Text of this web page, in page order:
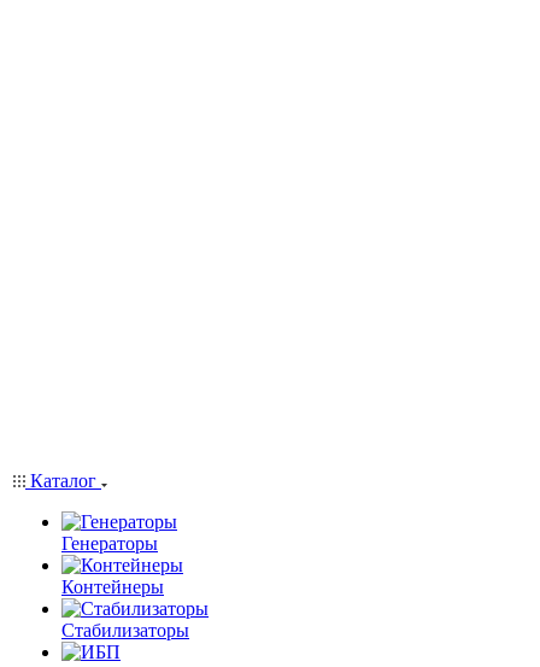
Каталог
Генераторы
Контейнеры
Стабилизаторы